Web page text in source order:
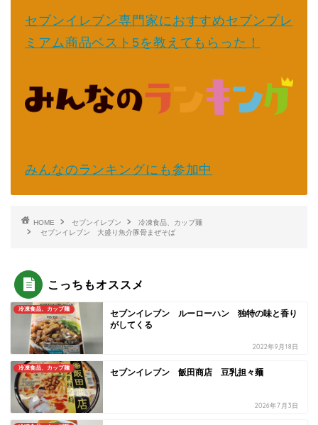
セブンイレブン専門家におすすめセブンプレ
ミアム商品ベスト5を教えてもらった！
みんなのランキングにも参加中
HOME セブンイレブン
冷凍食品、カップ麺
セブンイレブン 大盛り魚介豚骨まぜそば
こっちもオススメ
冷凍食品、カップ麺
セブンイレブン ルーローハン 独特の味と香り
がしてくる
2022年9月18日
冷凍食品、カップ麺 セブンイレブン 飯田商店 豆乳担々麺
2026年7月3日